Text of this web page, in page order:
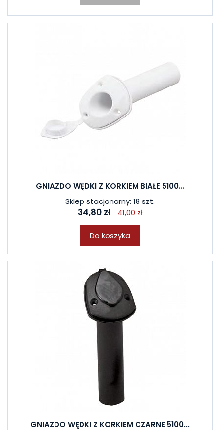
GNIAZDO WĘDKI Z KORKIEM BIAŁE 5100...
Sklep stacjonarny: 18 szt.
34,80 zł 41,00 zł
Do koszyka
GNIAZDO WĘDKI Z KORKIEM CZARNE 5100...